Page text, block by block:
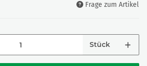
Frage zum Artikel
Stück